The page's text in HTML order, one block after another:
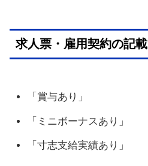
求人票・雇用契約の記載
「賞与あり」
「ミニボーナスあり」
「寸志支給実績あり」